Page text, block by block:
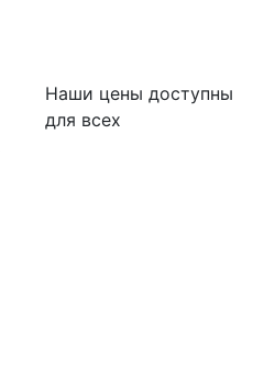
Наши цены доступны
для всех